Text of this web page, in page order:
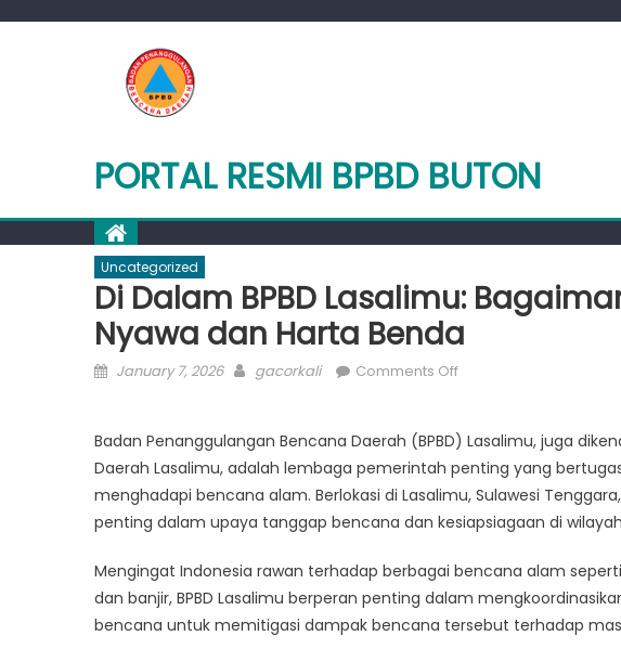
PORTAL RESMI BPBD BUTON
Uncategorized
Di Dalam BPBD Lasalimu:
Nyawa dan Harta Benda
Posted
January 7, 2026 Author
gacorkali Comments Offon
BPBD
Lasalimu:
Bagaimana
Badan
Nyawa
dan
Harta
Badan Penanggulangan Bencana Daerah (BPBD) Lasalimu, juga
Daerah Lasalimu, adalah lembaga pemerintah penting yang
menghadapi bencana alam. Berlokasi di Lasalimu, Sulawesi
penting dalam upaya tanggap bencana dan kesiapsiagaan di
Mengingat Indonesia rawan terhadap berbagai bencana alam
dan banjir, BPBD Lasalimu berperan penting dalam
bencana untuk memitigasi dampak bencana tersebut terhadap